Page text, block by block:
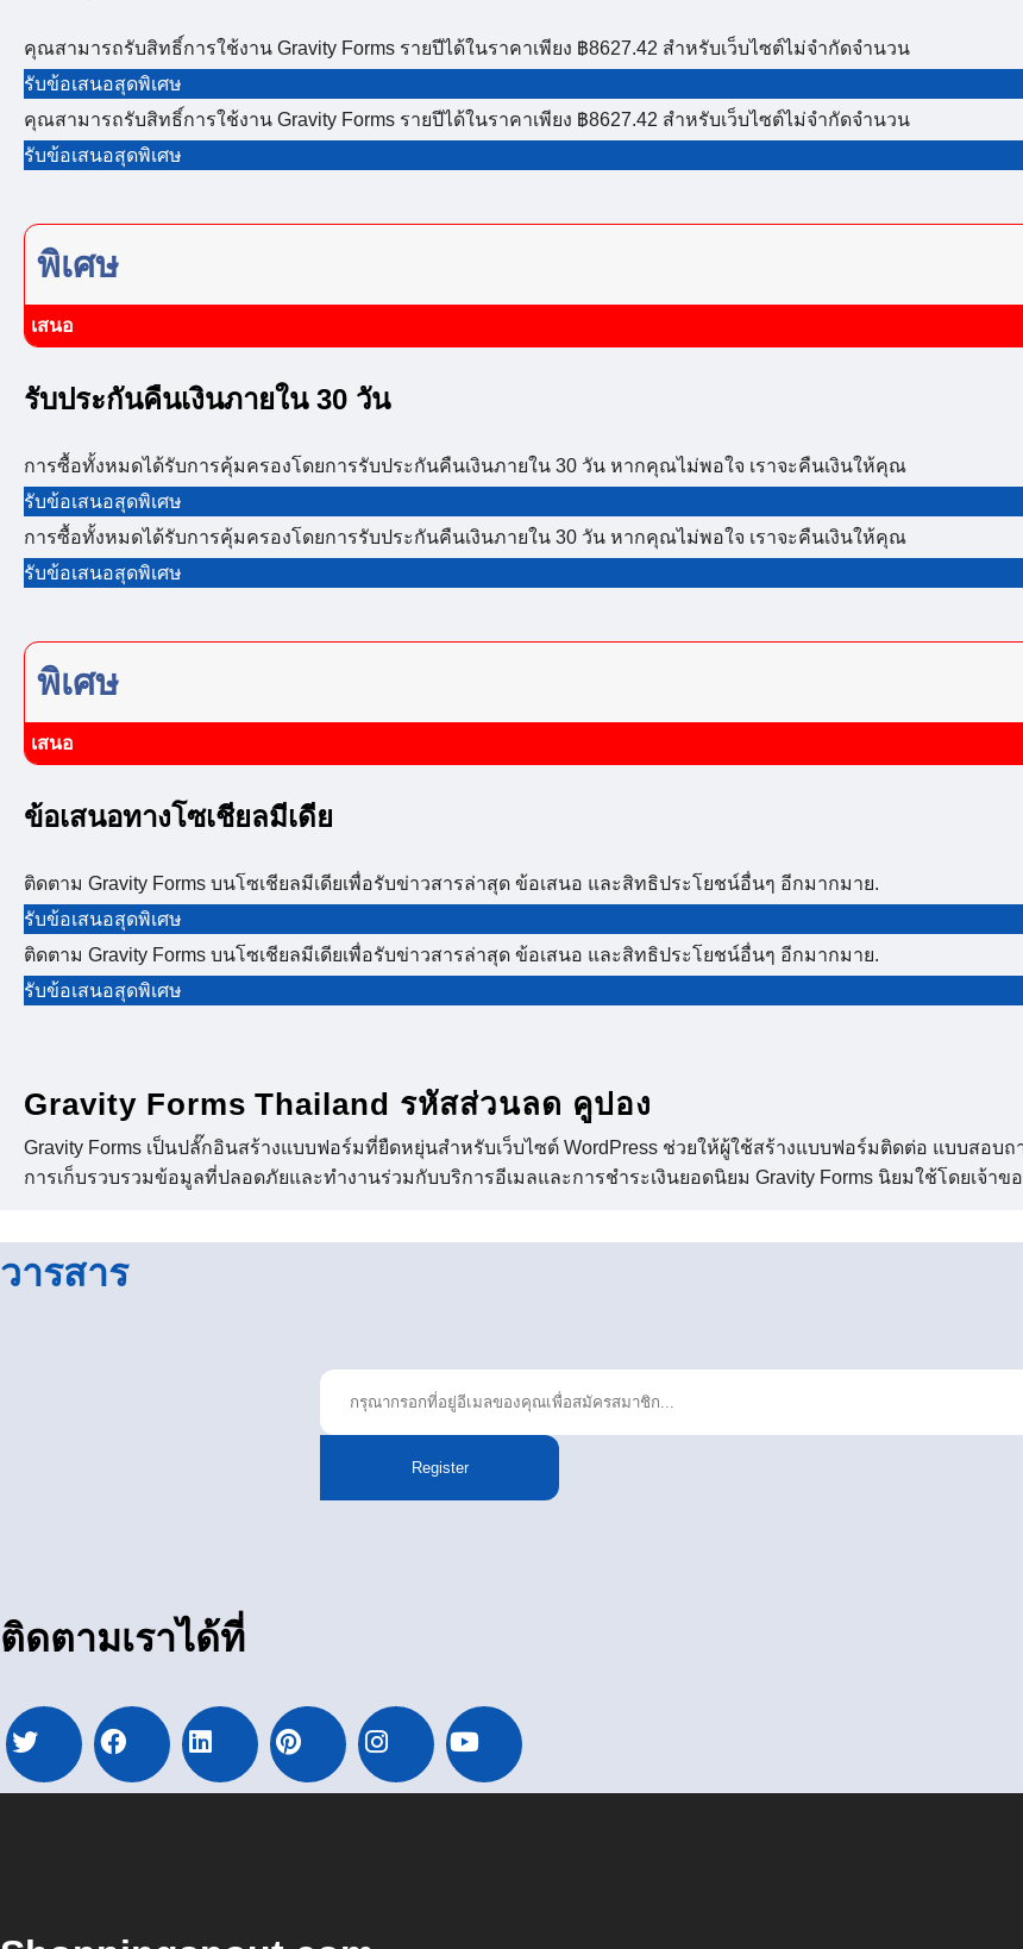
คุณสามารถรับสิทธิ์การใช้งาน Gravity Forms รายปีได้ในราคาเพียง ฿8627.42 สำหรับเว็บไซต์ไม่จำกัดจำนวน
รับข้อเสนอสุดพิเศษ
คุณสามารถรับสิทธิ์การใช้งาน Gravity Forms รายปีได้ในราคาเพียง ฿8627.42 สำหรับเว็บไซต์ไม่จำกัดจำนวน
รับข้อเสนอสุดพิเศษ
พิเศษ
เสนอ
รับประกันคืนเงินภายใน 30 วัน
การซื้อทั้งหมดได้รับการคุ้มครองโดยการรับประกันคืนเงินภายใน 30 วัน หากคุณไม่พอใจ เราจะคืนเงินให้คุณ
รับข้อเสนอสุดพิเศษ
การซื้อทั้งหมดได้รับการคุ้มครองโดยการรับประกันคืนเงินภายใน 30 วัน หากคุณไม่พอใจ เราจะคืนเงินให้คุณ
รับข้อเสนอสุดพิเศษ
พิเศษ
เสนอ
ข้อเสนอทางโซเชียลมีเดีย
ติดตาม Gravity Forms บนโซเชียลมีเดียเพื่อรับข่าวสารล่าสุด ข้อเสนอ และสิทธิประโยชน์อื่นๆ อีกมากมาย.
รับข้อเสนอสุดพิเศษ
ติดตาม Gravity Forms บนโซเชียลมีเดียเพื่อรับข่าวสารล่าสุด ข้อเสนอ และสิทธิประโยชน์อื่นๆ อีกมากมาย.
รับข้อเสนอสุดพิเศษ
Gravity Forms Thailand รหัสส่วนลด คูปอง
Gravity Forms เป็นปลั๊กอินสร้างแบบฟอร์มที่ยืดหยุ่นสำหรับเว็บไซต์ WordPress ช่วยให้ผู้ใช้สร้างแบบฟอร์มติดต่อ แบบสอ
การเก็บรวบรวมข้อมูลที่ปลอดภัยและทำงานร่วมกับบริการอีเมลและการชำระเงินยอดนิยม Gravity Forms นิยมใช้โดยเจ้า
วารสาร
Register
ติดตามเราได้ที่